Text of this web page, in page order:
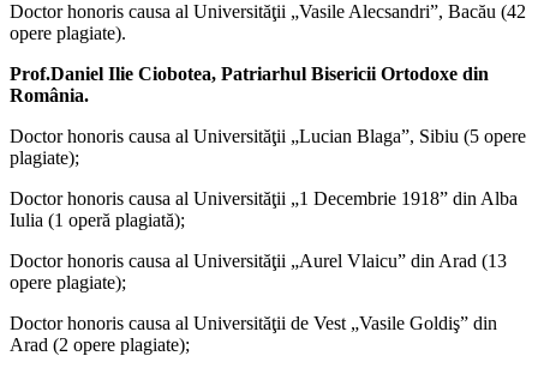
Doctor honoris causa al Universităţii „Vasile Alecsandri”, Bacău (42
opere plagiate).
Prof.Daniel Ilie Ciobotea, Patriarhul Bisericii Ortodoxe din
România.
Doctor honoris causa al Universităţii „Lucian Blaga”, Sibiu (5 opere
plagiate);
Doctor honoris causa al Universităţii „1 Decembrie 1918” din Alba
Iulia (1 operă plagiată);
Doctor honoris causa al Universităţii „Aurel Vlaicu” din Arad (13
opere plagiate);
Doctor honoris causa al Universităţii de Vest „Vasile Goldiş” din
Arad (2 opere plagiate);